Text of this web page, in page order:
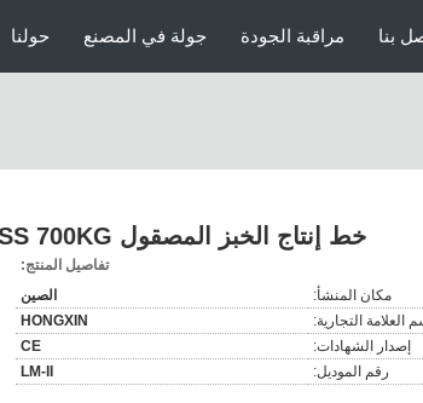
حولنا جولة في المصنع مراقبة الجودة بنا
خط إنتاج الخبز المصقول SS 700KG
تفاصيل المنتج:
مكان المنشأ:
الصين
العلامة التجارية:
HONGXIN
إصدار الشهادات:
CE
رقم الموديل:
LM-II